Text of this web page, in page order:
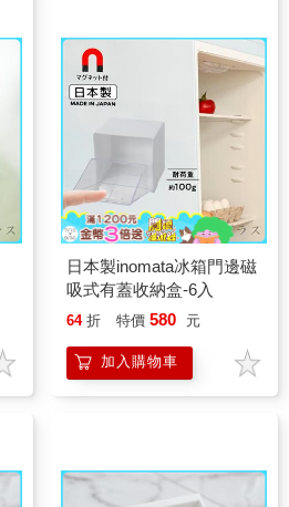
日本製inomata冰箱門邊磁
吸式有蓋收納盒-6入
64 折 特價 580 元
加入購物車